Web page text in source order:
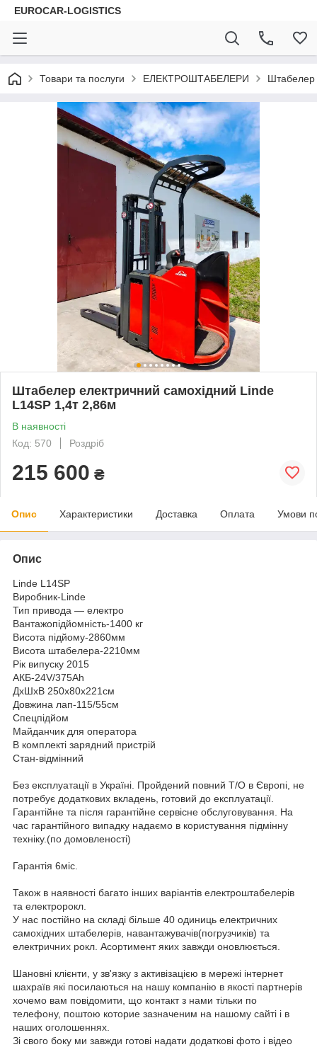
EUROCAR-LOGISTICS
Товари та послуги ЕЛЕКТРОШТАБЕЛЕРИ Штабелер
Штабелер електричний самохідний Linde
L14SP 1,4т 2,86м
В наявності
Код: 570
Роздріб
215 600 ₴
Опис Характеристики Доставка Оплата Умови
Опис
Linde L14SP
Виробник-Linde
Тип привода — електро
Вантажопідйомність-1400 кг
Висота підйому-2860мм
Висота штабелера-2210мм
Рік випуску 2015
АКБ-24V/375Ah
ДхШхВ 250х80х221см
Довжина лап-115/55см
Спецпідйом
Майданчик для оператора
В комплекті зарядний пристрій
Стан-відмінний
Без експлуатації в Україні. Пройдений повний Т/О в Європі, не
потребує додаткових вкладень, готовий до експлуатації.
Гарантійне та після гарантійне сервісне обслуговування. На
час гарантійного випадку надаємо в користування підмінну
техніку.(по домовленості)
Гарантія 6міс.
Також в наявності багато інших варіантів електроштабелерів
та електророкл.
У нас постійно на складі більше 40 одиниць електричних
самохідних штабелерів, навантажувачів(погрузчиків) та
електричних рокл. Асортимент яких завжди оновлюється.
Шановні клієнти, у зв'язку з активізацією в мережі інтернет
шахраїв які посилаються на нашу компанію в якості партнерів
хочемо вам повідомити, що контакт з нами тільки по
телефону, поштою которие зазначеним на нашому сайті і в
наших оголошеннях.
Зі свого боку ми завжди готові надати додаткові фото і відео